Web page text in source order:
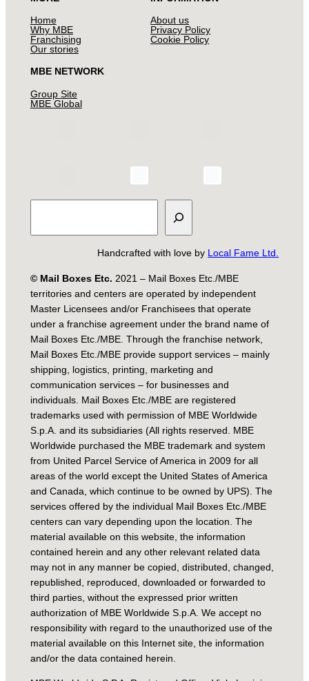
Home
Why MBE
Franchising
Our stories
About us
Privacy Policy
Cookie Policy
MBE NETWORK
Group Site
MBE Global
Handcrafted with love by Local Fame Ltd.
© Mail Boxes Etc. 2021 – Mail Boxes Etc./MBE
territories and centers are operated by independent
Master Licensees and/or Franchisees that operate
under a franchise agreement under the brand name of
Mail Boxes Etc./MBE. Through the franchise network,
Mail Boxes Etc./MBE provide support services – mainly
shipping, logistics, printing, marketing and
communication services – for businesses and
individuals. Mail Boxes Etc./MBE are registered
trademarks used with permission of MBE Worldwide
S.p.A. and its subsidiaries (All rights reserved. MBE
Worldwide purchased the MBE trademark and system
from United Parcel Service of America in 2009 for all
areas of the world except the United States of America
and Canada, which continue to be owned by UPS). The
services offered by the individual Mail Boxes Etc./MBE
centers can vary depending upon the location. The
material available on this website, the information
contained herein and any other relevant related data
may not in any manner be copied, distributed, changed,
republished, reproduced, downloaded or forwarded to
third parties, without the expressed prior written
authorization of MBE Worldwide S.p.A. We accept no
responsibility with regard to the unauthorized use of the
material available on this Internet site, the information
and/or the data contained herein.